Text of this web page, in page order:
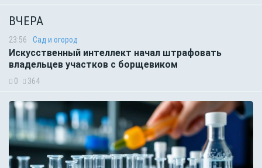
ВЧЕРА
23:56 Сад и огород
Искусственный интеллект начал штрафовать
владельцев участков с борщевиком
0 364